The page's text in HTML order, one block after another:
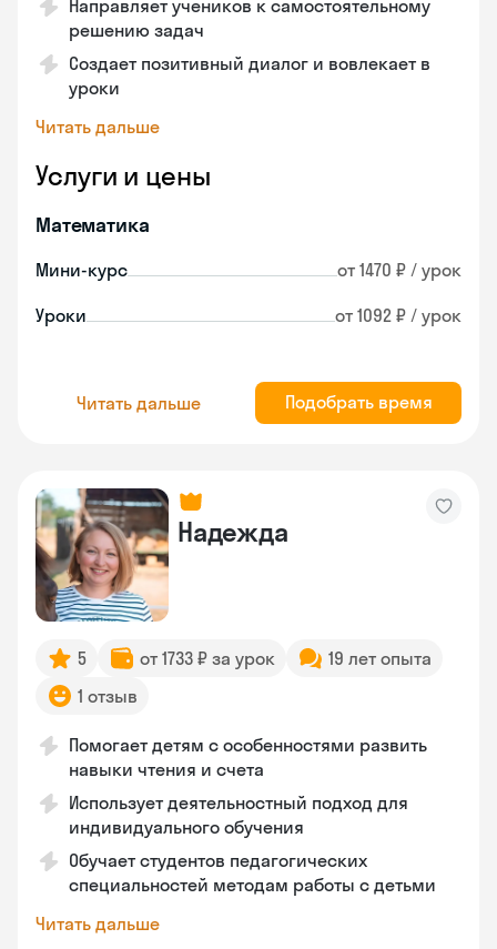
Направляет учеников к самостоятельному
решению задач
Создает позитивный диалог и вовлекает в
уроки
Читать дальше
Услуги и цены
Математика
Мини-курс от 1470 ₽ / урок
Уроки от 1092 ₽ / урок
Читать дальше Подобрать время
Надежда
5 от 1733 ₽ за урок
19 лет опыта
1 отзыв
Помогает детям с особенностями развить
навыки чтения и счета
Использует деятельностный подход для
индивидуального обучения
Обучает студентов педагогических
специальностей методам работы с детьми
Читать дальше